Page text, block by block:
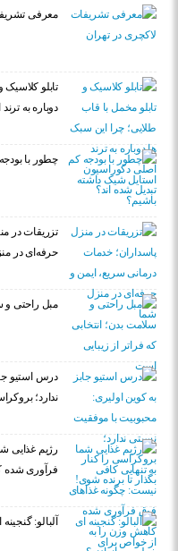
معرفی
تابلو
دوباره به
چطور با
تزریقات در
حرفه‌ای در
مبل راحتی و
درس استیو
ندارد؛
رژیم غذایی
فرآوری شده
آلبالو: